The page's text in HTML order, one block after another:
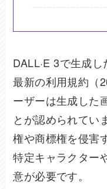
DALL·E 3で生成
最新の利用規約（
ーザーは生成した
とが認められてい
権や商標権を侵害
特定キャラクター
意が必要です。